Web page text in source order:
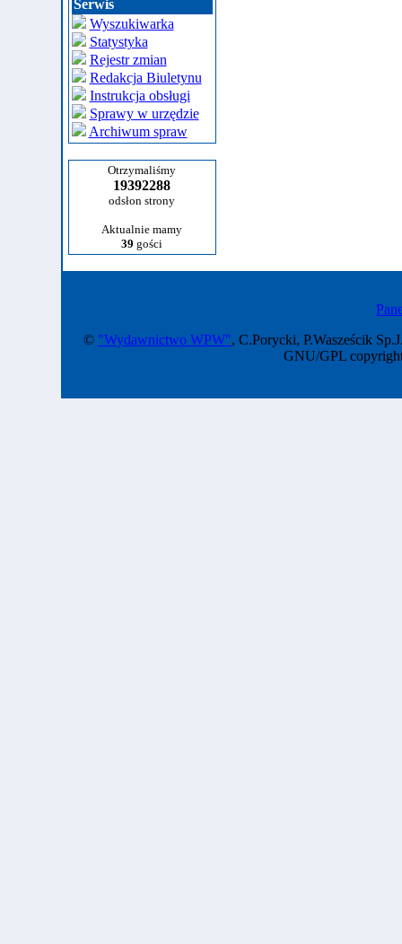
Serwis
Wyszukiwarka
Statystyka
Rejestr zmian
Redakcja Biuletynu
Instrukcja obsługi
Sprawy w urzędzie
Archiwum spraw
Otrzymaliśmy
19392288
odsłon strony
Aktualnie mamy
39 gości
© "Wydawnictwo WPW", C.Porycki, P.Wasześcik
GNU/GPL